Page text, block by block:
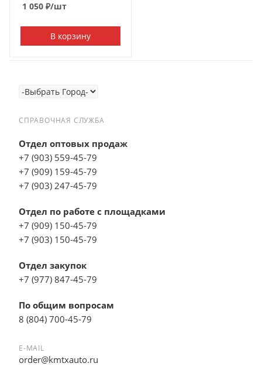
1 050 ₽/шт
В корзину
СПРАВОЧНАЯ СЛУЖБА
Отдел оптовых продаж
+7 (903) 559-45-79
+7 (909) 159-45-79
+7 (903) 247-45-79
Отдел по работе с площадками
+7 (909) 150-45-79
+7 (903) 150-45-79
Отдел закупок
+7 (977) 847-45-79
По общим вопросам
8 (804) 700-45-79
E-MAIL
order@kmtxauto.ru